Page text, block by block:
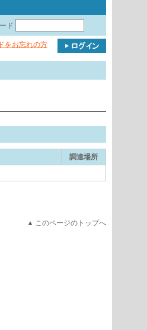
ド
をお忘れの方
調達場所
このページのトップへ